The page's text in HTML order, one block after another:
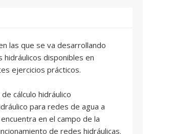
las que se va desarrollando
hidráulicos disponibles en
ejercicios prácticos.
cálculo hidráulico
para redes de agua a
en el campo de la
de redes hidráulicas.